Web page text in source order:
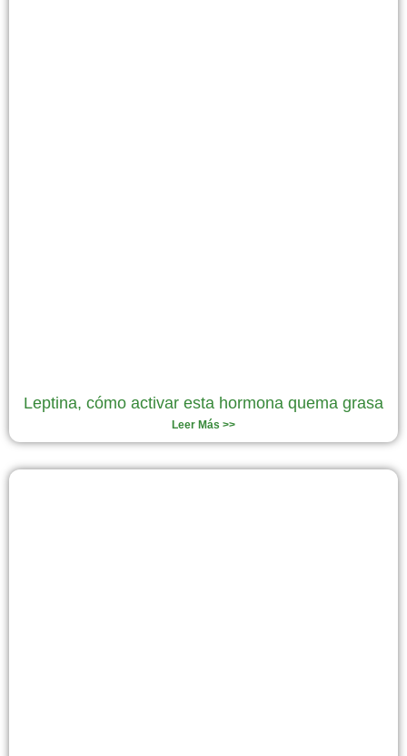
Leptina, cómo activar esta hormona quema grasa
Leer Más >>